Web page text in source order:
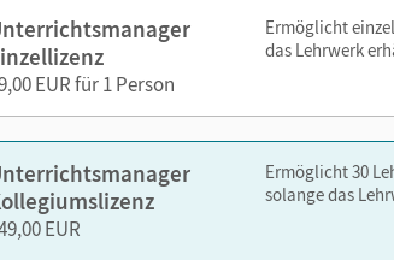
und Zusatzaufgaben
oder über die Cornelsen Lernen App.
EUR für 1 Person
Ermöglicht
das Lehrwerk
EUR
Ermöglicht 30
solange das